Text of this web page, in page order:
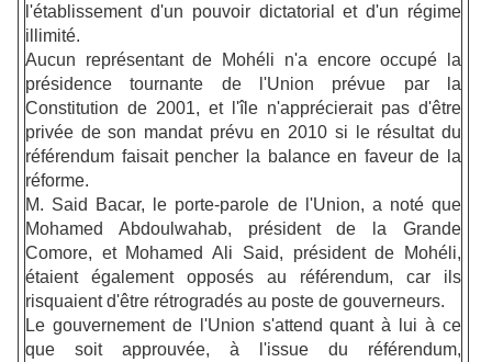
l'établissement d'un pouvoir dictatorial et d'un régime
illimité.
Aucun représentant de Mohéli n'a encore occupé la
présidence tournante de l'Union prévue par la
Constitution de 2001, et l'île n'apprécierait pas d'être
privée de son mandat prévu en 2010 si le résultat du
référendum faisait pencher la balance en faveur de la
réforme.
M. Said Bacar, le porte-parole de l'Union, a noté que
Mohamed Abdoulwahab, président de la Grande
Comore, et Mohamed Ali Said, président de Mohéli,
étaient également opposés au référendum, car ils
risquaient d'être rétrogradés au poste de gouverneurs.
Le gouvernement de l'Union s'attend quant à lui à ce
que soit approuvée, à l'issue du référendum,